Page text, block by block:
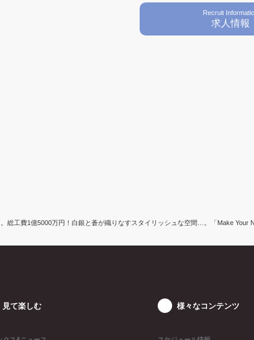
Recruit
求人情報
工費1億5000万円！白銀と蒼が織りなすスタイリッシュな空間…。「Make Your
見て楽しむ 様々なコンテンツ